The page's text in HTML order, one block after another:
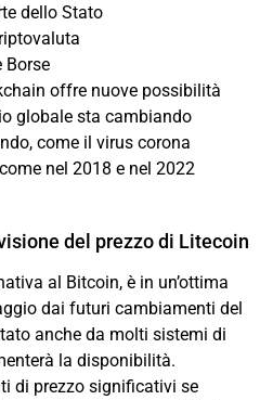
dello Stato
Borse
offre nuove possibilità
globale sta cambiando
come il virus corona
nel 2018 e nel 2022
del prezzo di Litecoin
al Bitcoin, è in un’ottima
dai futuri cambiamenti del
anche da molti sistemi di
la disponibilità.
di prezzo significativi se